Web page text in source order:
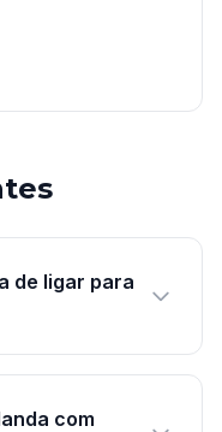
de ligar para
com